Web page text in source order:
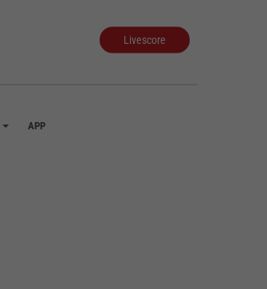
Livescore
APP